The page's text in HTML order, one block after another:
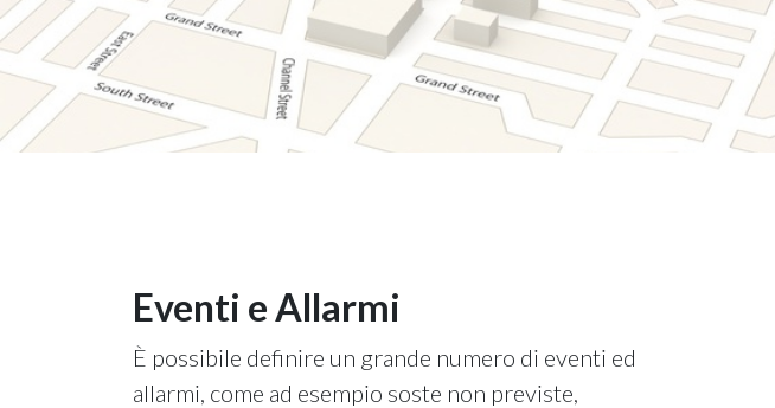
Eventi e Allarmi
È possibile definire un grande numero di eventi ed
allarmi, come ad esempio soste non previste,